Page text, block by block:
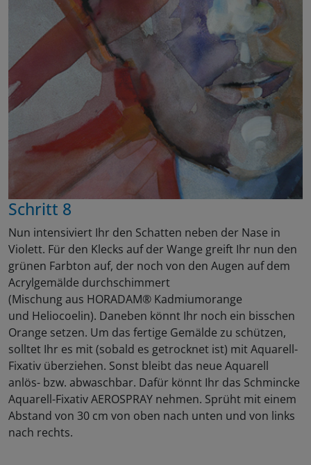
Schritt 8
Nun intensiviert Ihr den Schatten neben der Nase in
Violett. Für den Klecks auf der Wange greift Ihr nun den
grünen Farbton auf, der noch von den Augen auf dem
Acrylgemälde durchschimmert
(Mischung aus HORADAM® Kadmiumorange
und Heliocoelin). Daneben könnt Ihr noch ein bisschen
Orange setzen. Um das fertige Gemälde zu schützen,
solltet Ihr es mit (sobald es getrocknet ist) mit Aquarell-
Fixativ überziehen. Sonst bleibt das neue Aquarell
anlös- bzw. abwaschbar. Dafür könnt Ihr das Schmincke
Aquarell-Fixativ AEROSPRAY nehmen. Sprüht mit einem
Abstand von 30 cm von oben nach unten und von links
nach rechts.